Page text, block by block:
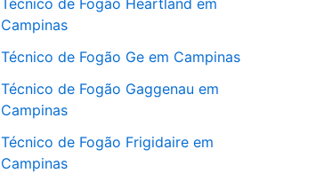
Técnico de Fogão Heartland em
Campinas
Técnico de Fogão Ge em Campinas
Técnico de Fogão Gaggenau em
Campinas
Técnico de Fogão Frigidaire em
Campinas